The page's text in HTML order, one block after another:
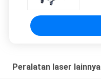
Peralatan laser lainnya